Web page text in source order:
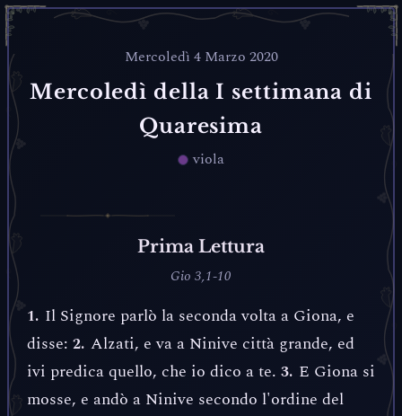
Mercoledì 4 Marzo 2020
Mercoledì della I settimana di
Quaresima
viola
Prima Lettura
Gio 3,1-10
1. Il Signore parlò la seconda volta a Giona, e
disse: 2. Alzati, e va a Ninive città grande, ed
ivi predica quello, che io dico a te. 3. E Giona si
mosse, e andò a Ninive secondo l'ordine del